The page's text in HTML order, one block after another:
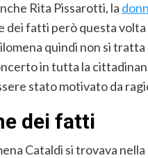
Rita Pissarotti, la
dei fatti però questa
quindi non si
in tutta la
stato motivato da
dei fatti
Cataldi si trovava